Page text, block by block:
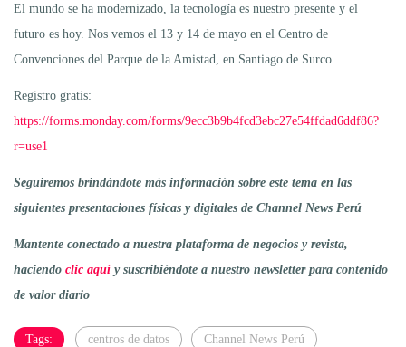
El mundo se ha modernizado, la tecnología es nuestro presente y el
futuro es hoy. Nos vemos el 13 y 14 de mayo en el Centro de
Convenciones del Parque de la Amistad, en Santiago de Surco.
Registro gratis:
https://forms.monday.com/forms/9ecc3b9b4fcd3ebc27e54ffdad6ddf86?
r=use1
Seguiremos brindándote más información sobre este tema en las
siguientes presentaciones físicas y digitales de Channel News Perú
Mantente conectado a nuestra plataforma de negocios y revista,
haciendo clic aquíy suscribiéndote a nuestro newsletter para contenido
de valor diario
Tags: centros de datos Channel News Perú